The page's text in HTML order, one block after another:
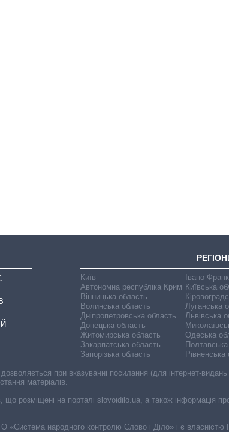
Київ
Автономна республіка Крим
Вінницька область
Волинська область
Дніпропетровська область
Донецька область
Житомирська область
Закарпатська область
Запорізька область
Івано-
Київська
Луганська
Львівська
Одеська
Рівненська
при вказуванні посилання (для інтернет-
матеріалів.
що розміщені на порталі slovoidilo.ua, а також інформація
«Система народного контролю Слово і Діло» і є